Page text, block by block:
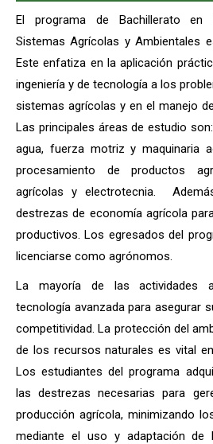
El programa de Bachillerato en
Sistemas Agrícolas y Ambientales
Este enfatiza en la aplicación
ingeniería y de tecnología a los
sistemas agrícolas y en el manejo
Las principales áreas de estudio
agua, fuerza motriz y maquinaria
procesamiento de productos
agrícolas y electrotecnia.
destrezas de economía agrícola
productivos. Los egresados del
licenciarse como agrónomos.
La mayoría de las actividades
tecnología avanzada para asegurar
competitividad. La protección del
de los recursos naturales es vital
Los estudiantes del programa
las destrezas necesarias para
producción agrícola, minimizando
mediante el uso y adaptación de